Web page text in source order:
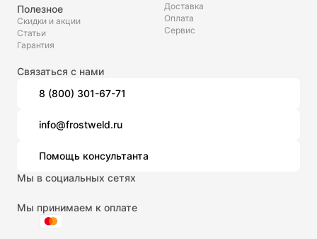
Полезное
Скидки и акции
Статьи
Гарантия
Доставка
Оплата
Сервис
Связаться с нами
8 (800) 301-67-71
info@frostweld.ru
Помощь консультанта
Мы в социальных сетях
Мы принимаем к оплате